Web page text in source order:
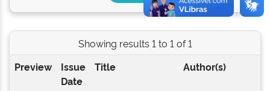
Showing results 1 to 1 of 1
Preview
Issue
Date
Title Author(s)